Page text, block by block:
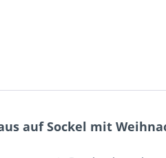
auf Sockel mit